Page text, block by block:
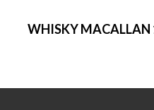
WHISKY MACALLAN